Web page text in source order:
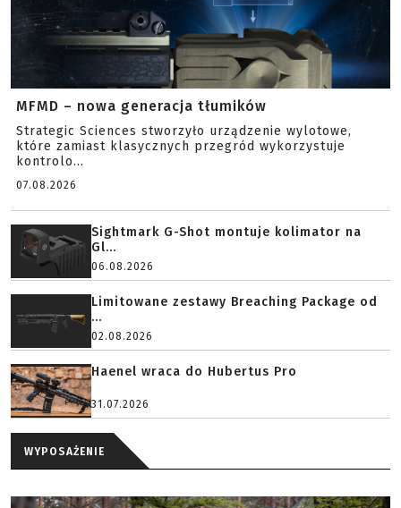
MFMD – nowa generacja tłumików
Strategic Sciences stworzyło urządzenie wylotowe,
które zamiast klasycznych przegród wykorzystuje
kontrolo...
07.08.2026
Sightmark G-Shot montuje kolimator na
Gl...
06.08.2026
Limitowane zestawy Breaching Package od
...
02.08.2026
Haenel wraca do Hubertus Pro
31.07.2026
WYPOSAŻENIE